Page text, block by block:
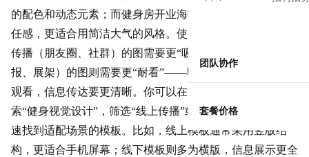
团队协作
套餐价格
的配色和动态元素；而健身房开业海报需要突出专业性和信
任感，更适合用简洁大气的风格。使用场景也很关键，线上
传播（朋友圈、社群）的图需要更“吸睛”，线下张贴（海
报、展架）的图则需要更“耐看”——毕竟线下图可能被反复
观看，信息传达要更清晰。你可以在美图设计室模板库中搜
索“健身视觉设计”，筛选“线上传播”或“线下张贴”标签，快
速找到适配场景的模板。比如，线上模板通常采用竖版结
构，更适合手机屏幕；线下模板则多为横版，信息展示更全